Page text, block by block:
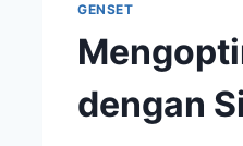
GENSET
dengan